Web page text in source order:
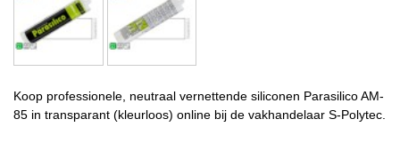
Koop professionele, neutraal vernettende siliconen Parasilico AM-
85 in transparant (kleurloos) online bij de vakhandelaar S-Polytec.